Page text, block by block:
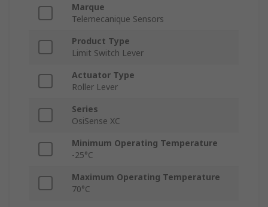
Marque
Telemecanique Sensors
Product Type
Limit Switch Lever
Actuator Type
Roller Lever
Series
OsiSense XC
Minimum Operating Temperature
-25°C
Maximum Operating Temperature
70°C